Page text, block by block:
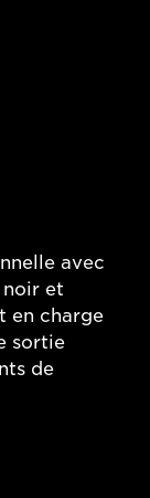
avec
et
en charge
sortie
de